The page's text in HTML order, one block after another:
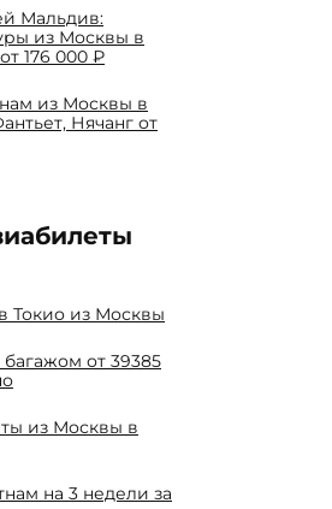
Мальдив:
из Москвы в
176 000 ₽
из Москвы в
Нячанг от
Токио из Москвы
от 39385
из Москвы в
на 3 недели за